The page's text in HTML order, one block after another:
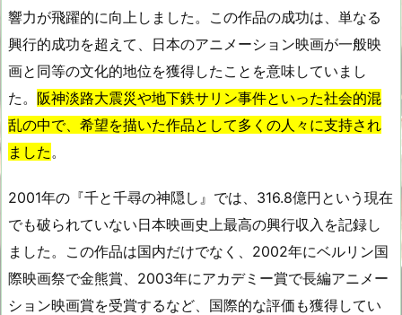
響力が飛躍的に向上しました。この作品の成功は、単なる
興行的成功を超えて、日本のアニメーション映画が一般映
画と同等の文化的地位を獲得したことを意味していまし
た。 阪神淡路大震災や地下鉄サリン事件といった社会的混
乱の中で、希望を描いた作品として多くの人々に支持され
ました 。
2001年の『千と千尋の神隠し』では、316.8億円という現在
でも破られていない日本映画史上最高の興行収入を記録し
ました。この作品は国内だけでなく、2002年にベルリン国
際映画祭で金熊賞、2003年にアカデミー賞で長編アニメー
ション映画賞を受賞するなど、国際的な評価も獲得してい